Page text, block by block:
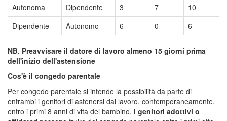
Autonoma
Dipendente 3 7
10
Dipendente
Autonomo 6 0 6
NB. Preavvisare il datore di lavoro almeno 15 giorni prima
dell'inizio dell'astensione
Cos'è il congedo parentale
Per congedo parentale si intende la possibilità da parte di
entrambi i genitori di astenersi dal lavoro, contemporaneamente,
entro i primi 8 anni di vita del bambino. I genitori adottivi o